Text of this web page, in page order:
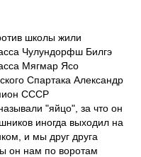
школы жили
Чулундорфш Билгэ
Мягмар Ясо
Спартака Александр
СССР
"яйцо", за что он
иногда выходил на
и мы друг друга
он нам по воротам